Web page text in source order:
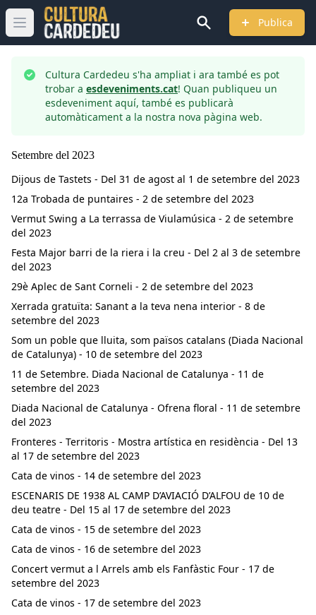
Obrir menú principal Publica
Cultura Cardedeu s'ha ampliat i ara també es pot
trobar a esdeveniments.cat! Quan publiqueu un
esdeveniment aquí, també es publicarà
automàticament a la nostra nova pàgina web.
Setembre del 2023
Dijous de Tastets - Del 31 de agost al 1 de setembre del 2023
12a Trobada de puntaires - 2 de setembre del 2023
Vermut Swing a La terrassa de Viulamúsica - 2 de setembre
del 2023
Festa Major barri de la riera i la creu - Del 2 al 3 de setembre
del 2023
29è Aplec de Sant Corneli - 2 de setembre del 2023
Xerrada gratuïta: Sanant a la teva nena interior - 8 de
setembre del 2023
Som un poble que lluita, som països catalans (Diada Nacional
de Catalunya) - 10 de setembre del 2023
11 de Setembre. Diada Nacional de Catalunya - 11 de
setembre del 2023
Diada Nacional de Catalunya - Ofrena floral - 11 de setembre
del 2023
Fronteres - Territoris - Mostra artística en residència - Del 13
al 17 de setembre del 2023
Cata de vinos - 14 de setembre del 2023
ESCENARIS DE 1938 AL CAMP D’AVIACIÓ D’ALFOU de 10 de
deu teatre - Del 15 al 17 de setembre del 2023
Cata de vinos - 15 de setembre del 2023
Cata de vinos - 16 de setembre del 2023
Concert vermut a l Arrels amb els Fanfàstic Four - 17 de
setembre del 2023
Cata de vinos - 17 de setembre del 2023